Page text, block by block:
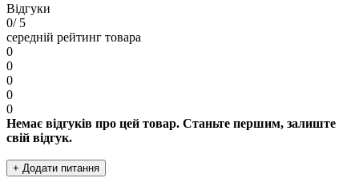
Відгуки
0/ 5
середній рейтинг товара
0
0
0
0
0
Немає відгуків про цей товар. Станьте першим, залиште
свій відгук.
+ Додати питання